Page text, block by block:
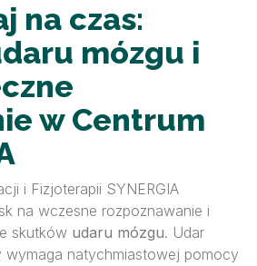
na czas:
mózgu i
w Centrum
i Fizjoterapii SYNERGIA
na wczesne rozpoznawanie i
skutków udaru mózgu. Udar
wymaga natychmiastowej pomocy